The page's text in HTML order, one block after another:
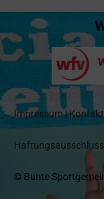
Impressum|Kontakt
Haftungsausschluss
© Bunte